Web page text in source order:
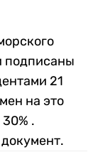
подписаны
21
на это
.